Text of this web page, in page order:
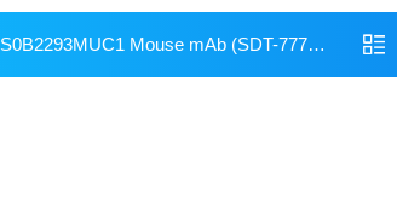
S0B2293MUC1 Mouse mAb (SDT-777-37)